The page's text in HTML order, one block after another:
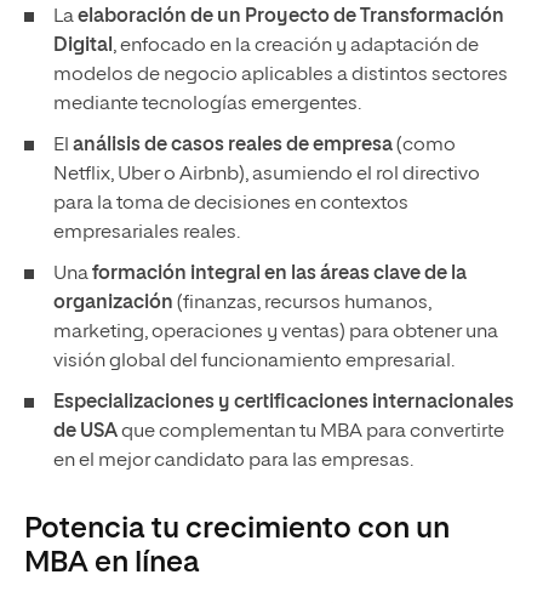
Laelaboración de un Proyecto de Transformación
Digital , enfocado en la creación y adaptación de
modelos de negocio aplicables a distintos sectores
mediante tecnologías emergentes.
El análisis de casos reales de empresa(como
Netflix, Uber o Airbnb), asumiendo el rol directivo
para la toma de decisiones en contextos
empresariales reales.
Unaformación integral en las áreas clave de la
organización (finanzas, recursos humanos,
marketing, operaciones y ventas) para obtener una
visión global del funcionamiento empresarial.
Especializaciones y certificaciones internacionales
de USAque complementan tu MBA para convertirte
en el mejor candidato para las empresas.
Potencia tu crecimiento con un
MBA en línea